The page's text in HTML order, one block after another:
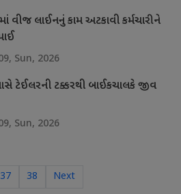
વીજ લાઈનનું કામ અટકાવી કર્મચારીને
Sun, 2026
ટેઈલરની ટક્કરથી બાઈકચાલકે જીવ
Sun, 2026
37 38 Next